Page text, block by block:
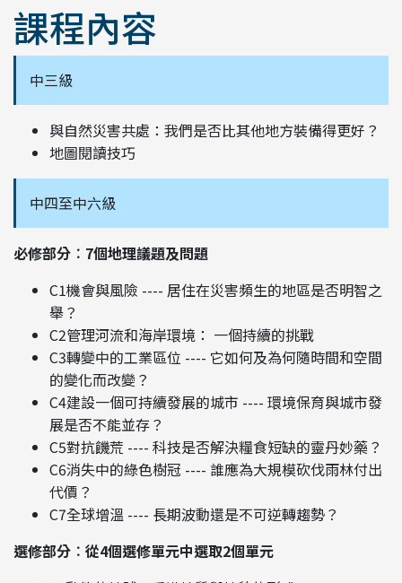
課程內容
中三級
與自然災害共處：我們是否比其他地方裝備得更好？
地圖閱讀技巧
中四至中六級
必修部分︰7個地理議題及問題
C1機會與風險 ---- 居住在災害頻生的地區是否明智之
舉？
C2管理河流和海岸環境： 一個持續的挑戰
C3轉變中的工業區位 ---- 它如何及為何隨時間和空間
的變化而改變？
C4建設一個可持續發展的城市 ---- 環境保育與城市發
展是否不能並存？
C5對抗饑荒 ---- 科技是否解決糧食短缺的靈丹妙藥？
C6消失中的綠色樹冠 ---- 誰應為大規模砍伐雨林付出
代價？
C7全球增溫 ---- 長期波動還是不可逆轉趨勢？
選修部分︰從4個選修單元中選取2個單元